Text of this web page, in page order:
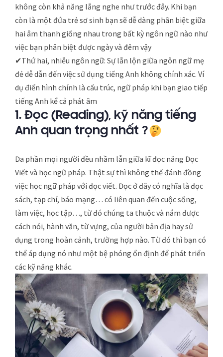
không còn khả năng lắng nghe như trước đây. Khi bạn
còn là một đứa trẻ sơ sinh bạn sẽ dễ dàng phân biệt giữa
hai âm thanh giống nhau trong bất kỳ ngôn ngữ nào như
việc bạn phân biệt được ngày và đêm vậy
✔Thứ hai, nhiễu ngôn ngữ: Sự lẫn lộn giữa ngôn ngữ mẹ
đẻ dễ dẫn đến việc sử dụng tiếng Anh không chính xác. Ví
dụ điển hình chính là cấu trúc, ngữ pháp khi bạn giao tiếp
tiếng Anh kể cả phát âm
1. Đọc (Reading), kỹ năng tiếng
Anh quan trọng nhất ?
Đa phần mọi người đều nhầm lẫn giữa kĩ đọc năng Đọc
Viết và học ngữ pháp. Thật sự thì không thể đánh đồng
việc học ngữ pháp với đọc viết. Đọc ở đây có nghĩa là đọc
sách, tạp chí, báo mạng… có liên quan đến cuộc sống,
làm việc, học tập…, từ đó chúng ta thuộc và nắm được
cách nói, hành văn, từ vựng, của người bản địa hay sử
dụng trong hoàn cảnh, trường hợp nào. Từ đó thì bạn có
thể áp dụng nó như một bệ phóng ổn định để phát triển
các kỹ năng khác.